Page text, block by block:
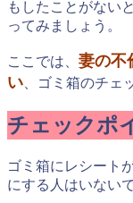
もしたことがない
ってみましょう。
ここでは、 妻の不
い、ゴミ箱のチェ
チェックポ
ゴミ箱にレシート
にする人はいない